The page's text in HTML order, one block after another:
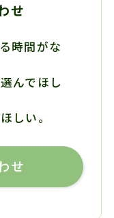
せ
時間がな
んでほし
しい。
せ